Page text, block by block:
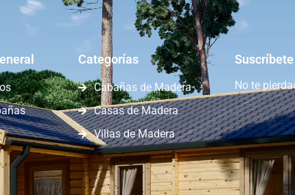
Categorías
Cabañas de Madera
Casas de Madera
Villas de Madera
Suscríbete
No te